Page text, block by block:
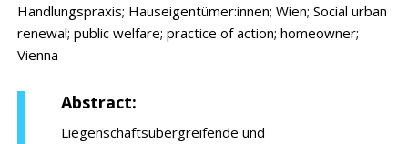
Handlungspraxis; Hauseigentümer:innen; Wien; Social urban
renewal; public welfare; practice of action; homeowner;
Vienna
Abstract:
Liegenschaftsübergreifende und